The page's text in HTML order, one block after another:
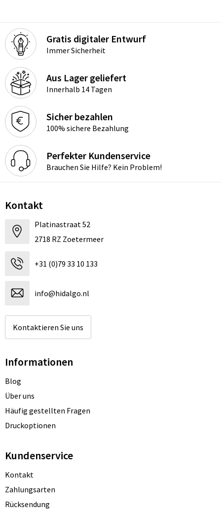
Gratis digitaler Entwurf
Immer Sicherheit
Aus Lager geliefert
Innerhalb 14 Tagen
Sicher bezahlen
100% sichere Bezahlung
Perfekter Kundenservice
Brauchen Sie Hilfe? Kein Problem!
Kontakt
Platinastraat 52
2718 RZ Zoetermeer
+31 (0)79 33 10 133
info@hidalgo.nl
Kontaktieren Sie uns
Informationen
Blog
Über uns
Häufig gestellten Fragen
Druckoptionen
Kundenservice
Kontakt
Zahlungsarten
Rücksendung